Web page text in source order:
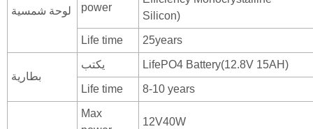
لوحة شمسية
power
Silicon)
Life time 25years
بطارية
يكتب LifePO4 Battery(12.8V 15AH)
Life time 8-10 years
Max
12V40W